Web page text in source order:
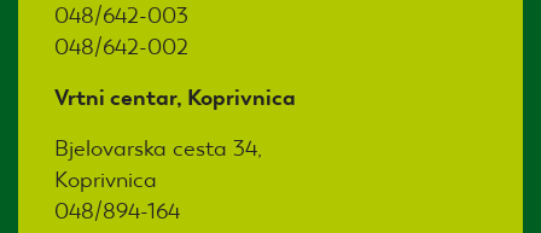
048/642-003
048/642-002
Vrtni centar, Koprivnica
Bjelovarska cesta 34,
Koprivnica
048/894-164